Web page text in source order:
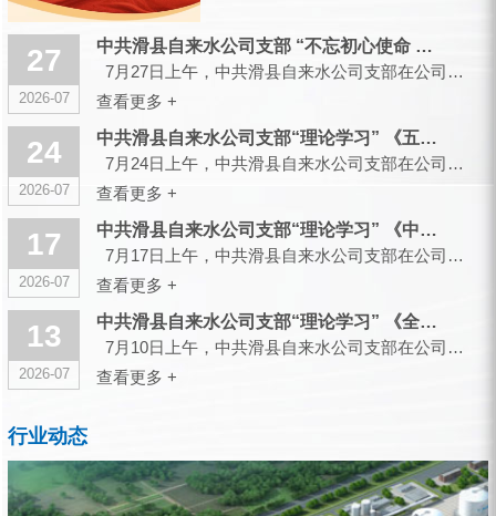
27
2026-07
中共滑县自来水公司支部 “不忘初心使命 传承红色基因”主题党...
7月27日上午，中共滑县自来水公司支部在公司大会议室召开会议，组织开展“不忘初心使命 传承红色...
查看更多 +
24
2026-07
中共滑县自来水公司支部“理论学习” 《五起政绩观偏差典型案件...
7月24日上午，中共滑县自来水公司支部在公司大会议室召开会议，组织开展“理论学习”...
查看更多 +
17
2026-07
中共滑县自来水公司支部“理论学习” 《中央党的建设工作领导小...
7月17日上午，中共滑县自来水公司支部在公司大会议室召开会议，组织开展“理论学习”...
查看更多 +
13
2026-07
中共滑县自来水公司支部“理论学习” 《全省树立和践行正确政绩...
7月10日上午，中共滑县自来水公司支部在公司大会议室召开会议，组织开展“理论学习”...
查看更多 +
行业动态